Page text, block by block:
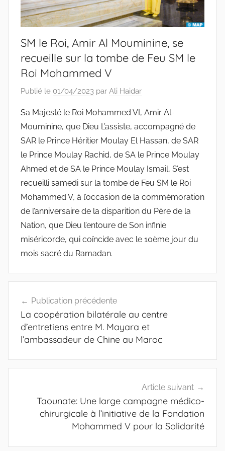
SM le Roi, Amir Al Mouminine, se
recueille sur la tombe de Feu SM le
Roi Mohammed V
Publié le 01/04/2023 par Ali Haidar
Sa Majesté le Roi Mohammed VI, Amir Al-
Mouminine, que Dieu L’assiste, accompagné de
SAR le Prince Héritier Moulay El Hassan, de SAR
le Prince Moulay Rachid, de SA le Prince Moulay
Ahmed et de SA le Prince Moulay Ismail, S’est
recueilli samedi sur la tombe de Feu SM le Roi
Mohammed V, à l’occasion de la commémoration
de l’anniversaire de la disparition du Père de la
Nation, que Dieu l’entoure de Son infinie
miséricorde, qui coïncide avec le 10ème jour du
mois sacré du Ramadan. ‎
de
l’article
Publication précédente
La coopération bilatérale au centre
d’entretiens entre M. Mayara et
l’ambassadeur de Chine au Maroc
Article suivant
Taounate: Une large campagne médico-
chirurgicale à l’initiative de la Fondation
Mohammed V pour la Solidarité